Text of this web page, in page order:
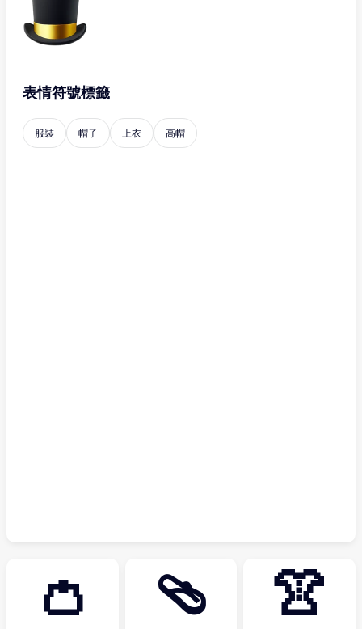
表情符號標籤
服裝 帽子 上衣 高帽
👛 🩴 👚